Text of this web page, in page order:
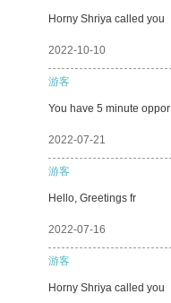
Horny Shriya called you
2022-10-10
游客
You have 5 minute oppor
2022-07-21
游客
Hello, Greetings fr
2022-07-16
游客
Horny Shriya called you